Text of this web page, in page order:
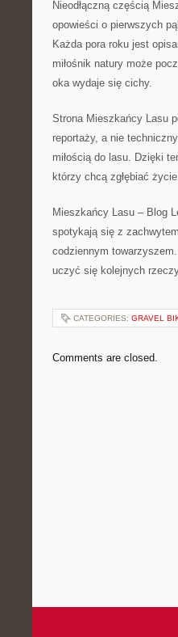
Nieodłączną częścią
opowieści o pierwszych
Każda pora roku jest
miłośnik natury może
oka wydaje się cichy.
Strona Mieszkańcy Lasu
reportaży, a nie
miłością do lasu. Dzięki
którzy chcą zgłębiać
Mieszkańcy Lasu – Blog
spotykają się z
codziennym
uczyć się kolejnych
CATEGORIES: GRAVEL
Comments are closed.